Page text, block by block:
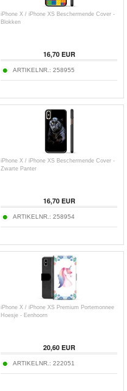
iPhone X / iPhone XS Beschermende Cover -
Blokken
16,70EUR
ARTIKELNR.: 258955
iPhone X / iPhone XS Beschermende Cover -
Zwarte Panter
16,70EUR
ARTIKELNR.: 258954
iPhone X / iPhone XS Premium Portemonnee
Hoesje - Eenhoorn
20,60EUR
ARTIKELNR.: 222051